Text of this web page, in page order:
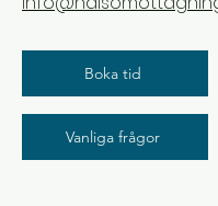
Boka tid
Vanliga frågor